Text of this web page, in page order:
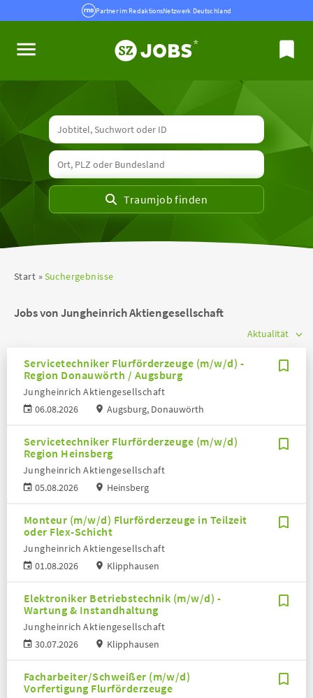
Partner im RedaktionsNetzwerk Deutschland
Start Suchergebnisse
Jobs von Jungheinrich Aktiengesellschaft
Servicetechniker Flurförderzeuge (m/w/d) -
Region Donauwörth / Augsburg
06.08.2026
Jungheinrich Aktiengesellschaft
Augsburg, Donauwörth
Servicetechniker Flurförderzeuge (m/w/d)
Region Heinsberg
05.08.2026
Jungheinrich Aktiengesellschaft
Heinsberg
Monteur (m/w/d) Flurförderzeuge in Teilzeit
oder Flex-Schicht
01.08.2026
Jungheinrich Aktiengesellschaft
Klipphausen
Elektroniker Betriebstechnik (m/w/d) -
Wartung & Instandhaltung
30.07.2026
Jungheinrich Aktiengesellschaft
Klipphausen
Facharbeiter/Schweißer (m/w/d)
Vorfertigung Flurförderzeuge